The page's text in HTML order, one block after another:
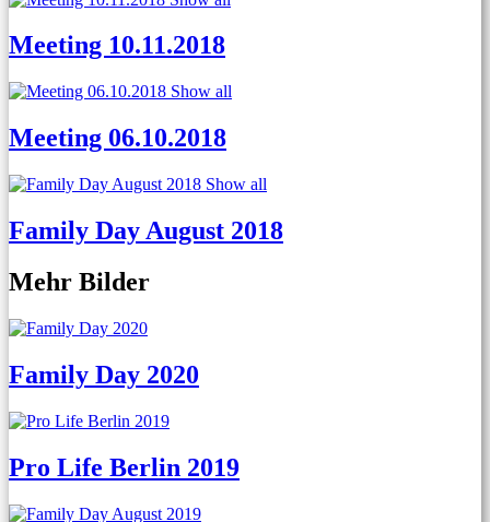
Meeting 10.11.2018
Show all
Meeting 06.10.2018
Show all
Family Day August 2018
Mehr Bilder
Family Day 2020
Pro Life Berlin 2019